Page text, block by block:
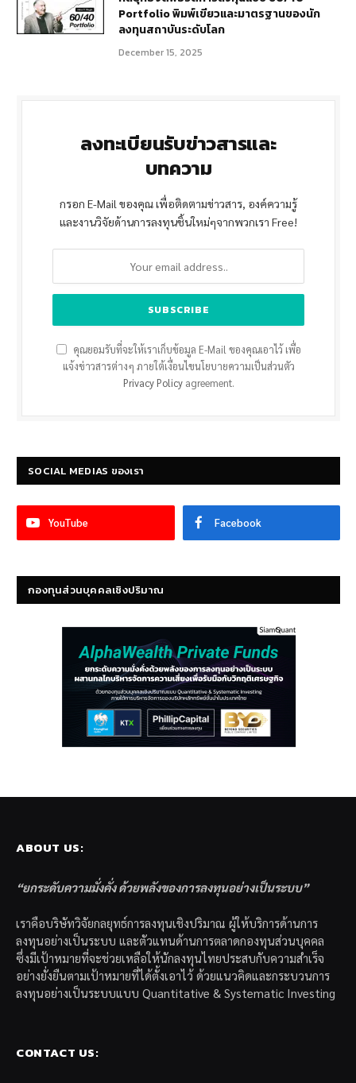
Portfolio พิมพ์เขียวและมาตรฐานของนัก
ลงทุนสถาบันระดับโลก
December 15, 2025
ลงทะเบียนรับข่าวสารและ
บทความ
กรอก E-Mail ของคุณ เพื่อติดตามข่าวสาร, องค์ความรู้
และงานวิจัยด้านการลงทุนชิ้นใหม่ๆจากพวกเรา Free!
คุณยอมรับที่จะให้เราเก็บข้อมูล E-Mail ของคุณเอาไว้ เพื่อ
แจ้งข่าวสารต่างๆ ภายใต้เงื่อนไขนโยบายความเป็นส่วนตัว
Privacy Policyagreement.
SOCIAL MEDIAS ของเรา
YouTube Facebook
กองทุนส่วนบุคคลเชิงปริมาณ
ABOUT US:
“ยกระดับความมั่งคั่ง ด้วยพลังของการลงทุนอย่างเป็นระบบ”
เราคือบริษัทวิจัยกลยุทธ์การลงทุนเชิงปริมาณ ผู้ให้บริการด้านการ
ลงทุนอย่างเป็นระบบ และตัวแทนด้านการตลาดกองทุนส่วนบุคคล
ซึ่งมีเป้าหมายที่จะช่วยเหลือให้นักลงทุนไทยประสบกับความสำเร็จ
อย่างยั่งยืนตามเป้าหมายที่ได้ตั้งเอาไว้ ด้วยแนวคิดและกระบวนการ
ลงทุนอย่างเป็นระบบแบบ Quantitative & Systematic Investing
CONTACT US: